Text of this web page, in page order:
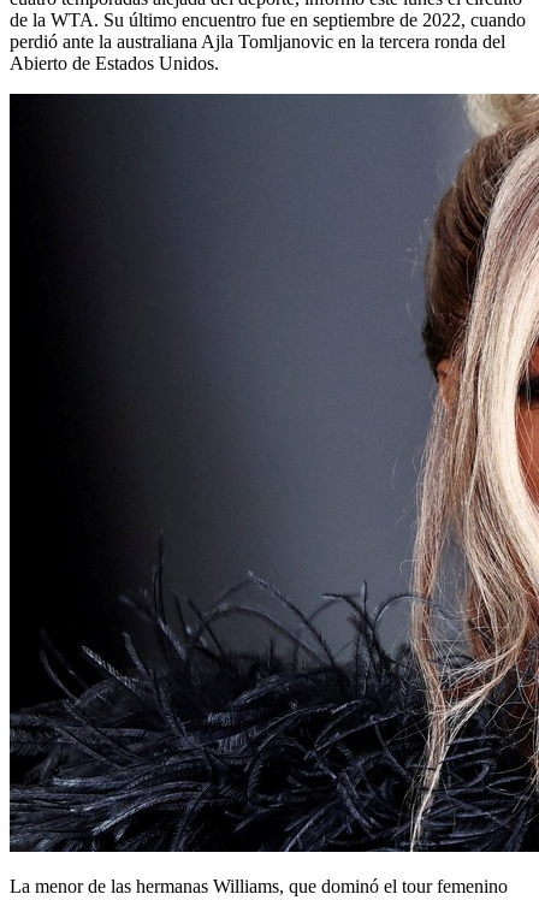
de la WTA. Su último encuentro fue en septiembre de 2022, cuando
perdió ante la australiana Ajla Tomljanovic en la tercera ronda del
Abierto de Estados Unidos.
La menor de las hermanas Williams, que dominó el tour femenino